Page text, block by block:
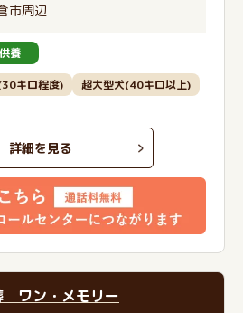
市周辺
養
キロ程度)
超大型犬(40キロ以上)
詳細を見る
ワン・メモリー